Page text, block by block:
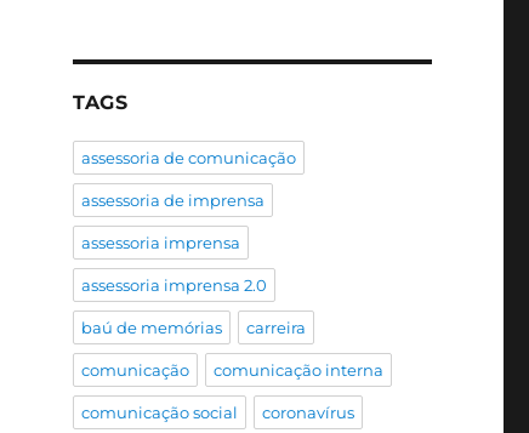
TAGS
assessoria de comunicação
assessoria de imprensa
assessoria imprensa
assessoria imprensa 2.0
baú de memórias carreira
comunicação comunicação interna
comunicação social coronavírus